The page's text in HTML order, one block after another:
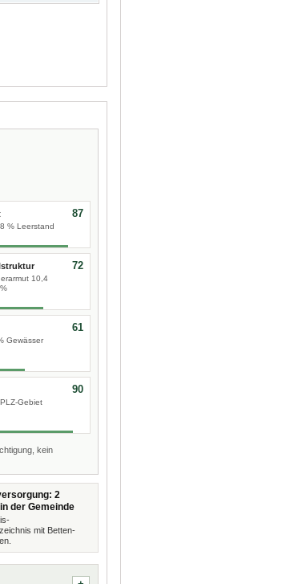
% Leerstand
87
10,4
72
Gewässer
61
Gebiet
90
kein
2
der Gemeinde
mit Betten-